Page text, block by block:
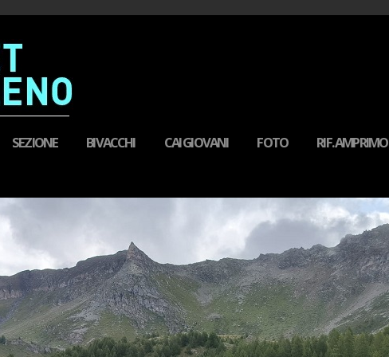
SEZIONE BIVACCHI CAI GIOVANI FOTO RIF. AMPRIMO